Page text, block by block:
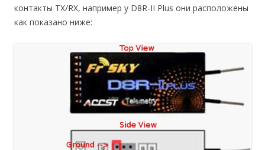
контакты TX/RX, например у D8R-II Plus они расположены
как показано ниже: